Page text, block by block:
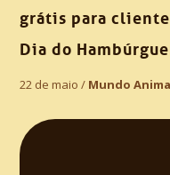
grátis para
Dia do
22 de maio / Mundo